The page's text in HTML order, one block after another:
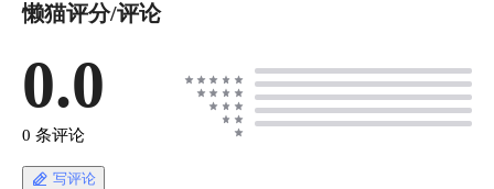
懒猫评分/评论
0.0
0 条评论
写评论